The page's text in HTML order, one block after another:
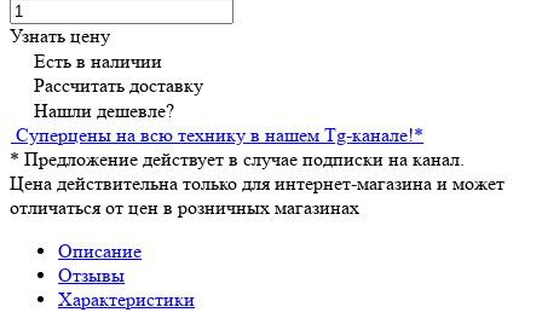
Узнать цену
Есть в наличии
Рассчитать доставку
Нашли дешевле?
Суперцены на всю технику в нашем Tg-канале!*
* Предложение действует в случае подписки на канал.
Цена действительна только для интернет-магазина и может
отличаться от цен в розничных магазинах
Описание
Отзывы
Характеристики